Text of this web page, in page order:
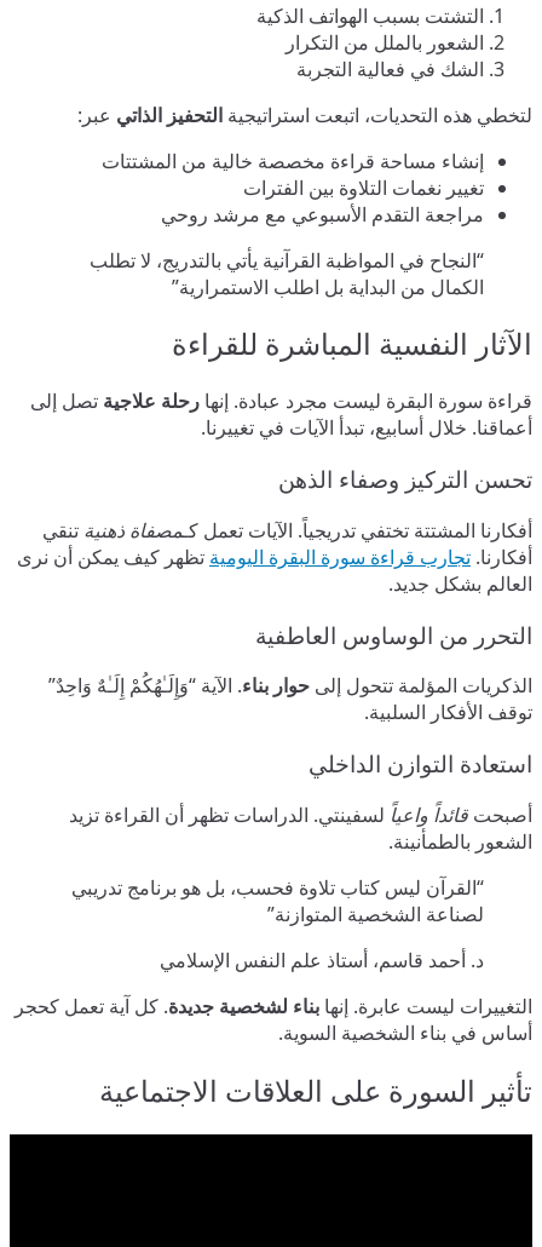
التشتت بسبب الهواتف الذكية
الشعور بالملل من التكرار
الشك في فعالية التجربة
لتخطي هذه التحديات، اتبعت استراتيجية التحفيز الذاتي عبر:
إنشاء مساحة قراءة مخصصة خالية من المشتتات
تغيير نغمات التلاوة بين الفترات
مراجعة التقدم الأسبوعي مع مرشد روحي
“النجاح في المواظبة القرآنية يأتي بالتدريج، لا تطلب
الكمال من البداية بل اطلب الاستمرارية”
الآثار النفسية المباشرة للقراءة
قراءة سورة البقرة ليست مجرد عبادة. إنها رحلة علاجية تصل إلى
أعماقنا. خلال أسابيع، تبدأ الآيات في تغييرنا.
تحسن التركيز وصفاء الذهن
أفكارنا المشتتة تختفي تدريجياً. الآيات تعمل كـمصفاة ذهنية تنقي
أفكارنا. تجارب قراءة سورة البقرة اليومية تظهر كيف يمكن أن نرى
العالم بشكل جديد.
التحرر من الوساوس العاطفية
الذكريات المؤلمة تتحول إلى حوار بناء. الآية “وَإِلَـٰهُكُمْ إِلَـٰهٌ وَاحِدٌ”
توقف الأفكار السلبية.
استعادة التوازن الداخلي
أصبحت قائداً واعياً لسفينتي. الدراسات تظهر أن القراءة تزيد
الشعور بالطمأنينة.
“القرآن ليس كتاب تلاوة فحسب، بل هو برنامج تدريبي
لصناعة الشخصية المتوازنة”
د. أحمد قاسم، أستاذ علم النفس الإسلامي
التغييرات ليست عابرة. إنها بناء لشخصية جديدة. كل آية تعمل كحجر
أساس في بناء الشخصية السوية.
تأثير السورة على العلاقات الاجتماعية